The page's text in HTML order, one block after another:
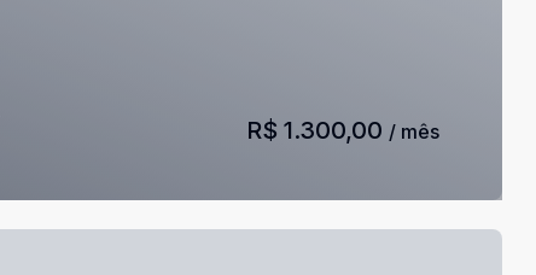
R$ 1.300,00 / mês